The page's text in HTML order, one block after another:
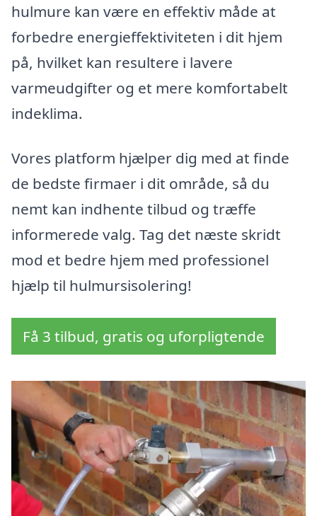
hulmure kan være en effektiv måde at
forbedre energieffektiviteten i dit hjem
på, hvilket kan resultere i lavere
varmeudgifter og et mere komfortabelt
indeklima.
Vores platform hjælper dig med at finde
de bedste firmaer i dit område, så du
nemt kan indhente tilbud og træffe
informerede valg. Tag det næste skridt
mod et bedre hjem med professionel
hjælp til hulmursisolering!
Få 3 tilbud, gratis og uforpligtende